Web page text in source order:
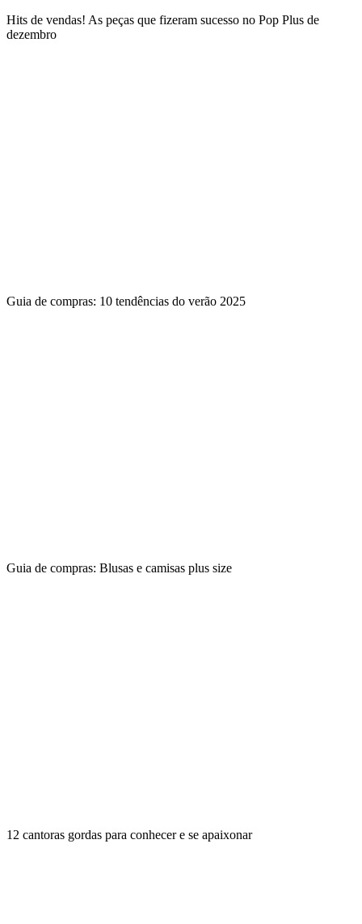
Hits de vendas! As peças que fizeram sucesso no Pop Plus de
dezembro
Guia de compras: 10 tendências do verão 2025
Guia de compras: Blusas e camisas plus size
12 cantoras gordas para conhecer e se apaixonar